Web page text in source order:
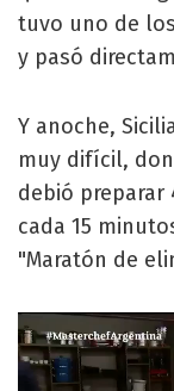
tuvo uno de
y pasó
Y anoche,
muy difícil,
debió
cada 15
"Maratón de